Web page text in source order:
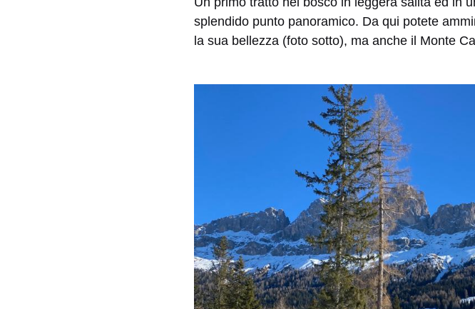
splendido punto panoramico. Da qui potete
la sua bellezza (foto sotto), ma anche il Monte